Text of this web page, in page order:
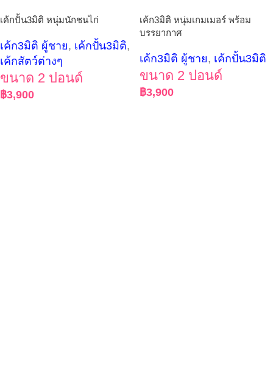
เค้กปั้น3มิติ หนุ่มนักชนไก่
เค้ก3มิติ ผู้ชาย, เค้กปั้น3มิติ,
เค้กสัตว์ต่างๆ
ขนาด 2 ปอนด์
฿3,900
เค้ก3มิติ หนุ่มเกมเมอร์ พร้อม
บรรยากาศ
เค้ก3มิติ ผู้ชาย, เค้กปั้น3มิติ
ขนาด 2 ปอนด์
฿3,900